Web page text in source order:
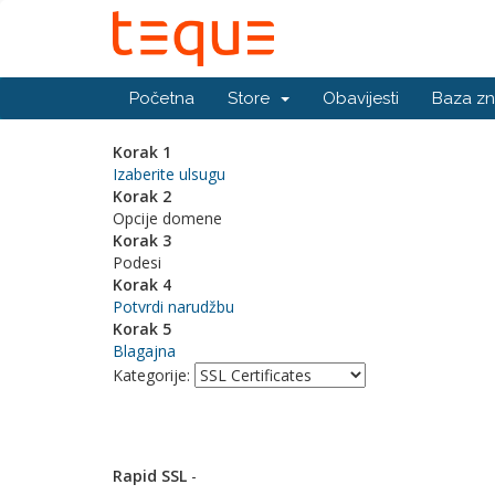
Početna Store Obavijesti Baza
Korak 1
Izaberite ulsugu
Korak 2
Opcije domene
Korak 3
Podesi
Korak 4
Potvrdi narudžbu
Korak 5
Blagajna
Kategorije:
Rapid SSL -